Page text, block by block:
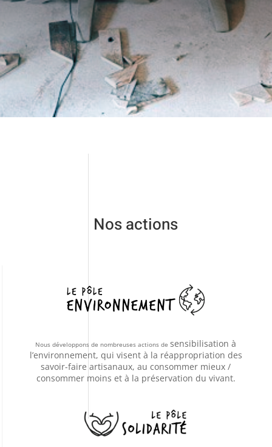
Nos actions
Nous développons de nombreuses actions desensibilisation à
l’environnement, qui visent à la réappropriation des
savoir-faireartisanaux, au consommer mieux /
consommer moins et à la préservation du vivant.